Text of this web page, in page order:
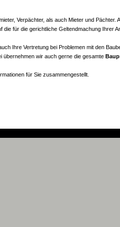
Verpächter, als auch Mieter und Pächter.
die für die gerichtliche Geltendmachung Ihrer
Ihre Vertretung bei Problemen mit den
übernehmen wir auch gerne die gesamte
für Sie zusammengestellt.